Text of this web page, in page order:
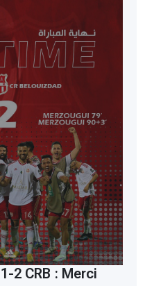
2 CRB : Merci